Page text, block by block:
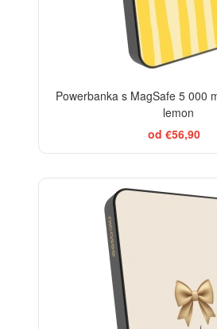
Powerbanka s MagSafe 5 000
lemon
od €56,90